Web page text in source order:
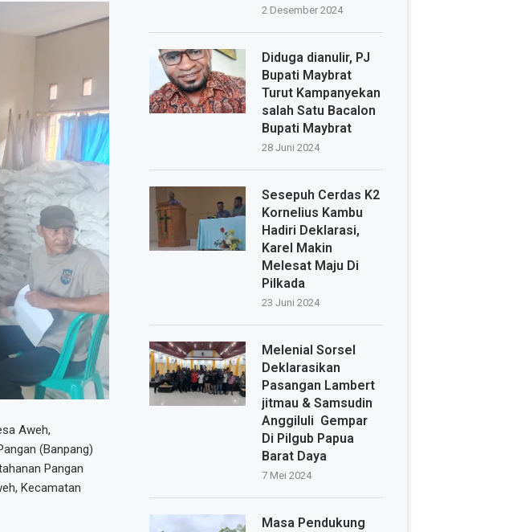
Aweh,
(Banpang)
Pangan
Kecamatan
2 Desember 2024
Diduga dianulir, PJ
Bupati Maybrat
Turut Kampanyekan
salah Satu Bacalon
Bupati Maybrat
28 Juni 2024
Sesepuh Cerdas K2
Kornelius Kambu
Hadiri Deklarasi,
Karel Makin
Melesat Maju Di
Pilkada
23 Juni 2024
Melenial Sorsel
Deklarasikan
Pasangan Lambert
jitmau & Samsudin
Anggiluli Gempar
Di Pilgub Papua
Barat Daya
7 Mei 2024
Masa Pendukung